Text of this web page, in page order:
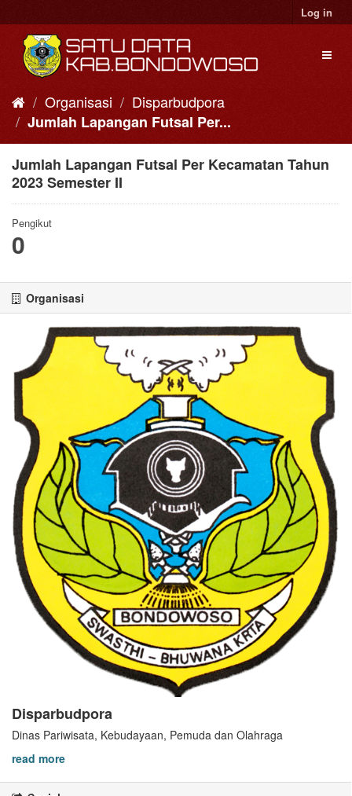
to
content
Log in
Organisasi
Disparbudpora
Jumlah Lapangan Futsal Per...
Jumlah Lapangan Futsal Per Kecamatan Tahun
2023 Semester II
Pengikut
0
Organisasi
Disparbudpora
Dinas Pariwisata, Kebudayaan, Pemuda dan Olahraga
read more